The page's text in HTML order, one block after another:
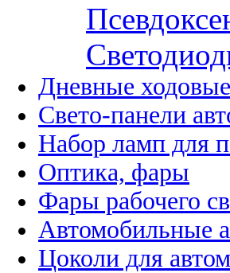
Дневные
Свето-панели
Набор ламп для
Оптика, фары
Фары рабочего
Автомобильные
Цоколи для